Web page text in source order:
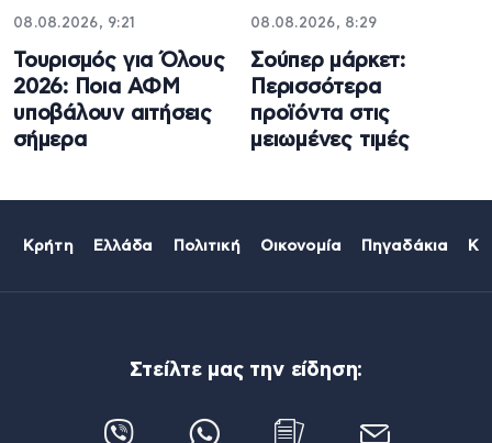
08.08.2026, 9:21
Τουρισμός για Όλους
2026: Ποια ΑΦΜ
υποβάλουν αιτήσεις
σήμερα
08.08.2026, 8:29
Σούπερ μάρκετ:
Περισσότερα
προϊόντα στις
μειωμένες τιμές
Κρήτη Ελλάδα Πολιτική Οικονομία Πηγαδάκια
Στείλτε μας την είδηση: